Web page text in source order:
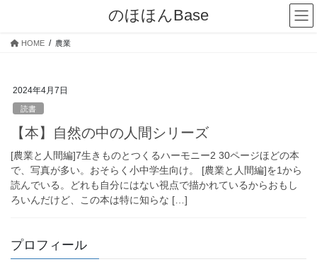
のほほんBase
HOME 農業
2024年4月7日
読書
【本】自然の中の人間シリーズ
[農業と人間編]7生きものとつくるハーモニー2 30ページほどの本
で、写真が多い。おそらく小中学生向け。 [農業と人間編]を1から
読んでいる。どれも自分にはない視点で描かれているからおもし
ろいんだけど、この本は特に知らな […]
プロフィール